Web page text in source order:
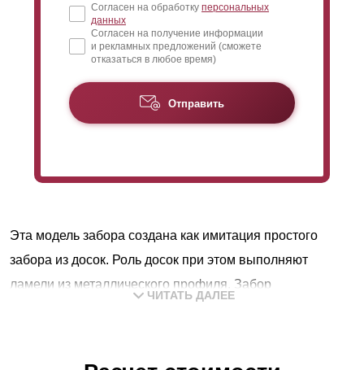
Согласен на обработку персональных
данных
Согласен на получение информации
и рекламных предложений (сможете
отказаться в любое время)
Отправить
Эта модель забора создана как имитация простого
забора из досок. Роль досок при этом выполняют
ламели из металлического профиля. Забор
ЧИТАТЬ ДАЛЕЕ